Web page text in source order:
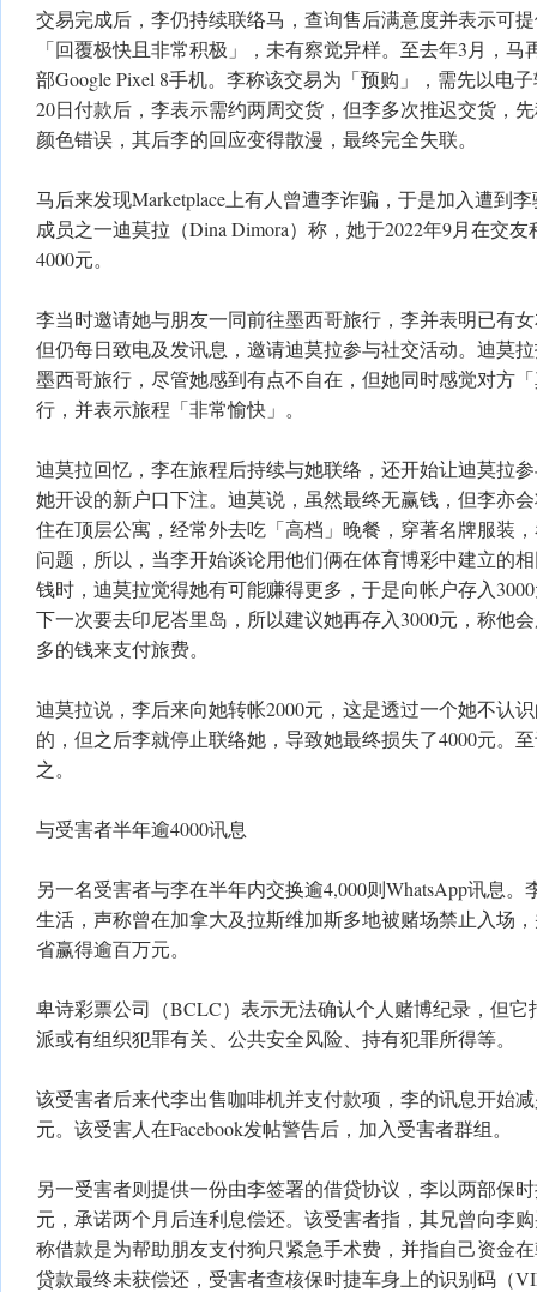
交易完成后，李仍持续联络马，查询售后满意度并表示可
「回覆极快且非常积极」，未有察觉异样。至去年3月，
部Google Pixel 8手机。李称该交易为「预购」，需先以电
20日付款后，李表示需约两周交货，但李多次推迟交货，
颜色错误，其后李的回应变得散漫，最终完全失联。
马后来发现Marketplace上有人曾遭李诈骗，于是加入遭到
成员之一迪莫拉（Dina Dimora）称，她于2022年9月在交
4000元。
李当时邀请她与朋友一同前往墨西哥旅行，李并表明已有
但仍每日致电及发讯息，邀请迪莫拉参与社交活动。迪莫
墨西哥旅行，尽管她感到有点不自在，但她同时感觉对方
行，并表示旅程「非常愉快」。
迪莫拉回忆，李在旅程后持续与她联络，还开始让迪莫拉
她开设的新户口下注。迪莫说，虽然最终无赢钱，但李亦
住在顶层公寓，经常外去吃「高档」晚餐，穿著名牌服装
问题，所以，当李开始谈论用他们俩在体育博彩中建立的
钱时，迪莫拉觉得她有可能赚得更多，于是向帐户存入
下一次要去印尼峇里岛，所以建议她再存入3000元，称他
多的钱来支付旅费。
迪莫拉说，李后来向她转帐2000元，这是透过一个她不认
的，但之后李就停止联络她，导致她最终损失了4000元。
之。
与受害者半年逾4000讯息
另一名受害者与李在半年内交换逾4,000则WhatsApp讯息
生活，声称曾在加拿大及拉斯维加斯多地被赌场禁止入场
省赢得逾百万元。
卑诗彩票公司（BCLC）表示无法确认个人赌博纪录，但
派或有组织犯罪有关、公共安全风险、持有犯罪所得等。
该受害者后来代李出售咖啡机并支付款项，李的讯息开始
元。该受害人在Facebook发帖警告后，加入受害者群组。
另一受害者则提供一份由李签署的借贷协议，李以两部保
元，承诺两个月后连利息偿还。该受害者指，其兄曾向李
称借款是为帮助朋友支付狗只紧急手术费，并指自己资金
贷款最终未获偿还，受害者查核保时捷车身上的识别码（